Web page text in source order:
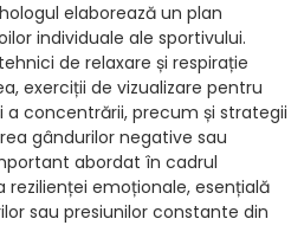
elaborează un plan
individuale ale sportivului.
de relaxare și respirație
exerciții de vizualizare pentru
concentrării, precum și strategii
gândurilor negative sau
abordat în cadrul
rezilienței emoționale, esențială
sau presiunilor constante din